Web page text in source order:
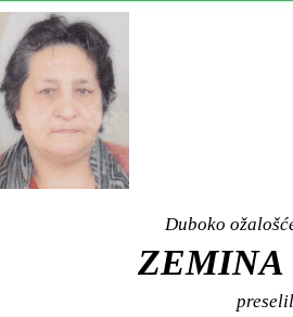
Duboko
ZEMINA